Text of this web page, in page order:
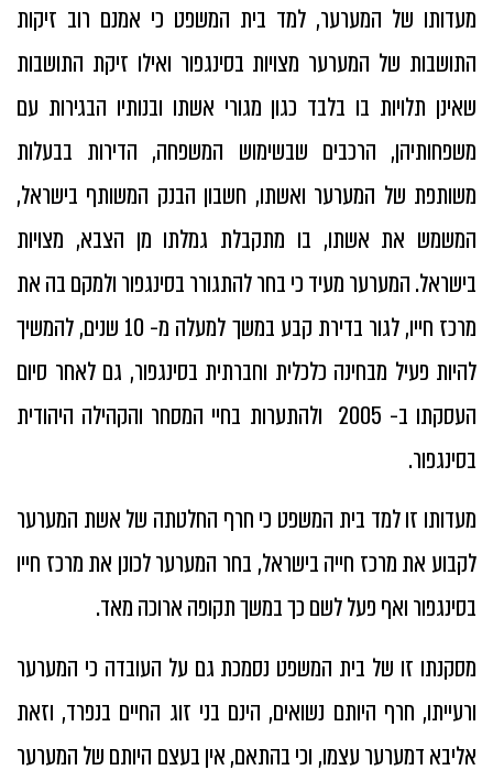
מעדותו של המערער, למד בית המשפט כי אמנם רוב זיקות
התושבות של המערער מצויות בסינגפור ואילו זיקת התושבות
שאינן תלויות בו בלבד כגון מגורי אשתו ובנותיו הבגירות עם
משפחותיהן, הרכבים שבשימוש המשפחה, הדירות בבעלות
משותפת של המערער ואשתו, חשבון הבנק המשותף בישראל,
המשמש את אשתו, בו מתקבלת גמלתו מן הצבא, מצויות
בישראל. המערער מעיד כי בחר להתגורר בסינגפור ולמקם בה את
מרכז חייו, לגור בדירת קבע במשך למעלה מ- 10 שנים, להמשיך
להיות פעיל מבחינה כלכלית וחברתית בסינגפור, גם לאחר סיום
העסקתו ב- 2005 ולהתערות בחיי המסחר והקהילה היהודית
בסינגפור.
מעדותו זו למד בית המשפט כי חרף החלטתה של אשת המערער
לקבוע את מרכז חייה בישראל, בחר המערער לכונן את מרכז חייו
בסינגפור ואף פעל לשם כך במשך תקופה ארוכה מאד.
מסקנתו זו של בית המשפט נסמכת גם על העובדה כי המערער
ורעייתו, חרף היותם נשואים, הינם בני זוג החיים בנפרד, וזאת
אליבא דמערער עצמו, וכי בהתאם, אין בעצם היותם של המערער